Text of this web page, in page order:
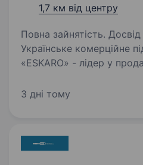
1,7 км від центру
Повна зайнятість.
Українське комерційне
«ESKARO» - лідер у
з розвитком
3 дні тому